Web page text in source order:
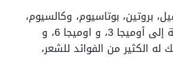
بروتين، بوتاسيوم، وكالسيوم،
وماغنسيوم، بالإضافة إلى أوميجا 3، و اوميجا 6، و
الكثير من الفوائد للشعر،